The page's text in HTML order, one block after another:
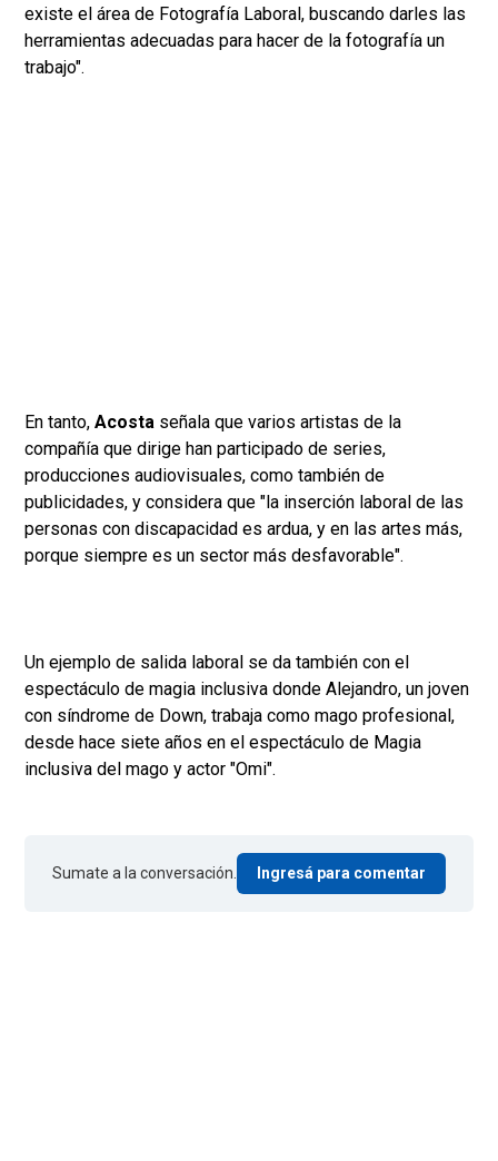
existe el área de Fotografía Laboral, buscando darles las
herramientas adecuadas para hacer de la fotografía un
trabajo".
En tanto, Acosta señala que varios artistas de la
compañía que dirige han participado de series,
producciones audiovisuales, como también de
publicidades, y considera que "la inserción laboral de las
personas con discapacidad es ardua, y en las artes más,
porque siempre es un sector más desfavorable".
Un ejemplo de salida laboral se da también con el
espectáculo de magia inclusiva donde Alejandro, un joven
con síndrome de Down, trabaja como mago profesional,
desde hace siete años en el espectáculo de Magia
inclusiva del mago y actor "Omi".
Sumate a la conversación. Ingresá para comentar